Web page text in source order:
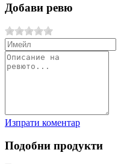
Добави ревю
Изпрати коментар
Подобни продукти